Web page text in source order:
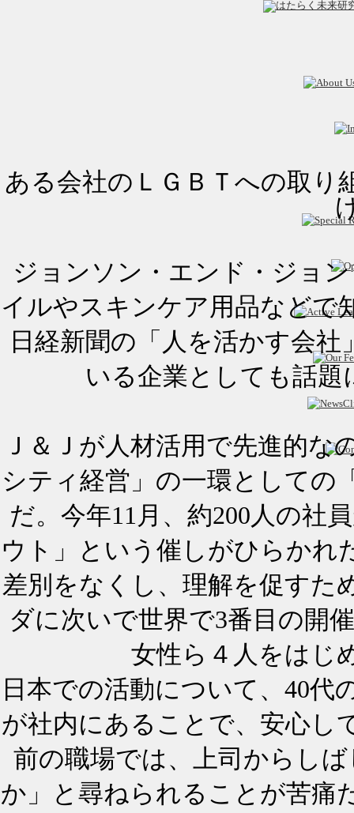
ある会社のＬＧＢＴへの取り
ジョンソン・エンド・ジョ
イルやスキンケア用品などで
日経新聞の「人を活かす会
いる企業としても話題
Ｊ＆Ｊが人材活用で先進的
シティ経営」の一環としての
だ。今年11月、約200人の社
ウト」という催しがひらかれ
差別をなくし、理解を促すた
ダに次いで世界で3番目の開
女性ら４人をはじ
日本での活動について、40代
が社内にあることで、安心し
前の職場では、上司からし
か」と尋ねられることが苦痛